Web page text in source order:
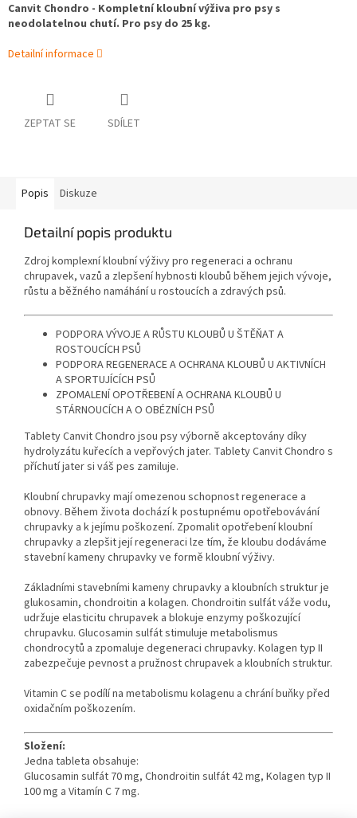
Canvit Chondro - Kompletní kloubní výživa pro psy s
neodolatelnou chutí. Pro psy do 25 kg.
Detailní informace
ZEPTAT SE SDÍLET
Popis Diskuze
Detailní popis produktu
Zdroj komplexní kloubní výživy pro regeneraci a ochranu
chrupavek, vazů a zlepšení hybnosti kloubů během jejich vývoje,
růstu a běžného namáhání u rostoucích a zdravých psů.
PODPORA VÝVOJE A RŮSTU KLOUBŮ U ŠTĚŇAT A
ROSTOUCÍCH PSŮ
PODPORA REGENERACE A OCHRANA KLOUBŮ U AKTIVNÍCH
A SPORTUJÍCÍCH PSŮ
ZPOMALENÍ OPOTŘEBENÍ A OCHRANA KLOUBŮ U
STÁRNOUCÍCH A O OBÉZNÍCH PSŮ
Tablety Canvit Chondro jsou psy výborně akceptovány díky
hydrolyzátu kuřecích a vepřových jater. Tablety Canvit Chondro s
příchutí jater si váš pes zamiluje.
Kloubní chrupavky mají omezenou schopnost regenerace a
obnovy. Během života dochází k postupnému opotřebovávání
chrupavky a k jejímu poškození. Zpomalit opotřebení kloubní
chrupavky a zlepšit její regeneraci lze tím, že kloubu dodáváme
stavební kameny chrupavky ve formě kloubní výživy.
Základními stavebními kameny chrupavky a kloubních struktur je
glukosamin, chondroitin a kolagen. Chondroitin sulfát váže vodu,
udržuje elasticitu chrupavek a blokuje enzymy poškozující
chrupavku. Glucosamin sulfát stimuluje metabolismus
chondrocytů a zpomaluje degeneraci chrupavky. Kolagen typ II
zabezpečuje pevnost a pružnost chrupavek a kloubních struktur.
Vitamin C se podílí na metabolismu kolagenu a chrání buňky před
oxidačním poškozením.
Složení:
Jedna tableta obsahuje:
Glucosamin sulfát 70 mg, Chondroitin sulfát 42 mg, Kolagen typ II
100 mg a Vitamín C 7 mg.